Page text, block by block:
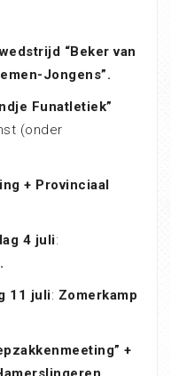
“Beker van
Jongens”.
Funatletiek”
(onder
+ Provinciaal
4 juli:
11 juli: Zomerkamp
+